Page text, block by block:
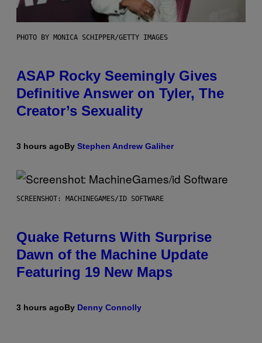
PHOTO BY MONICA SCHIPPER/GETTY IMAGES
ASAP Rocky Seemingly Gives
Definitive Answer on Tyler, The
Creator’s Sexuality
3 hours agoBy Stephen Andrew Galiher
SCREENSHOT: MACHINEGAMES/ID SOFTWARE
Quake Returns With Surprise
Dawn of the Machine Update
Featuring 19 New Maps
3 hours agoBy Denny Connolly